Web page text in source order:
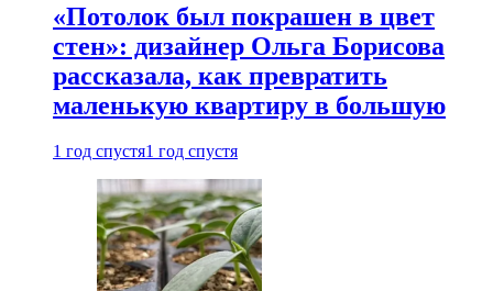
«Потолок был покрашен в цвет
стен»: дизайнер Ольга Борисова
рассказала, как превратить
маленькую квартиру в большую
1 год спустя1 год спустя